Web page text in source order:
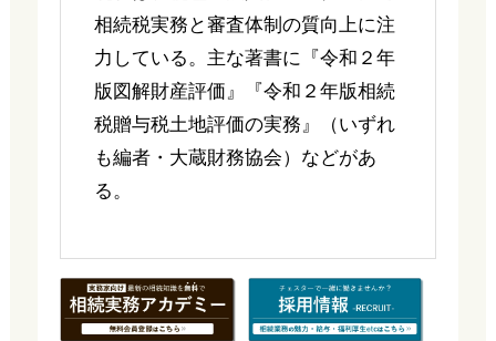
相続税実務と審査体制の質向上に注
力している。主な著書に『令和２年
版図解財産評価』『令和２年版相続
税贈与税土地評価の実務』（いずれ
も編者・大蔵財務協会）などがあ
る。